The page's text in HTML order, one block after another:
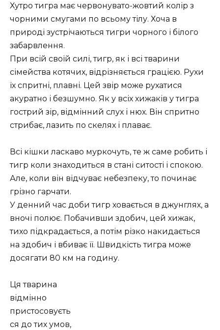
Хутро тигра має червонувато-жовтий колір з
чорними смугами по всьому тілу. Хоча в
природі зустрічаються тигри чорного і білого
забарвлення.
При всій своїй силі, тигр, як і всі тварини
сімейства котячих, відрізняється грацією. Рухи
їх спритні, плавні. Цей звір може рухатися
акуратно і безшумно. Як у всіх хижаків у тигра
гострий зір, відмінний слух і нюх. Він спритно
стрибає, лазить по скелях і плаває.
Всі кішки ласкаво муркочуть, те ж саме робить і
тигр коли знаходиться в стані ситості і спокою.
Але, коли він відчуває небезпеку, то починає
грізно гарчати.
У денний час доби тигр ховається в джунглях, а
вночі полює. Побачивши здобич, цей хижак,
тихо підкрадається, а потім різко накидається
на здобич і вбиває її. Швидкість тигра може
досягати 80 км на годину.
Ця тварина
відмінно
пристосовуєть
ся до тих умов,